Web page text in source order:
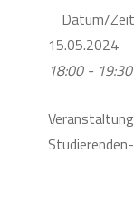
Datum/Zeit
15.05.2024
18:00 -